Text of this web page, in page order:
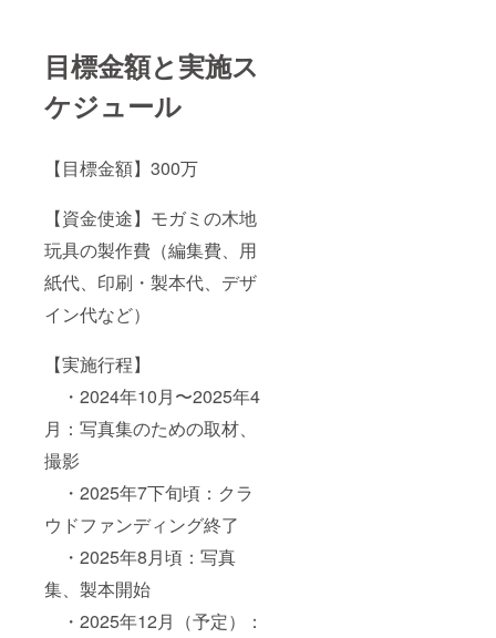
目標金額と実施ス
ケジュール
【目標金額】300万
【資金使途】モガミの木地
玩具の製作費（編集費、用
紙代、印刷・製本代、デザ
イン代など）
【実施行程】
・2024年10月〜2025年4
月：写真集のための取材、
撮影
・2025年7下旬頃：クラ
ウドファンディング終了
・2025年8月頃：写真
集、製本開始
・2025年12月（予定）：